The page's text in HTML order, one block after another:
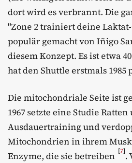
dort wird es verbrannt. Die
"Zone 2 trainiert deine
populär gemacht von Iñigo
diesem Konzept. Es ist etwa
hat den Shuttle erstmals
Die mitochondriale Seite ist
1967 setzte eine Studie
Ausdauertraining und
Mitochondrien in ihrem
Enzyme, die sie betreiben [7].